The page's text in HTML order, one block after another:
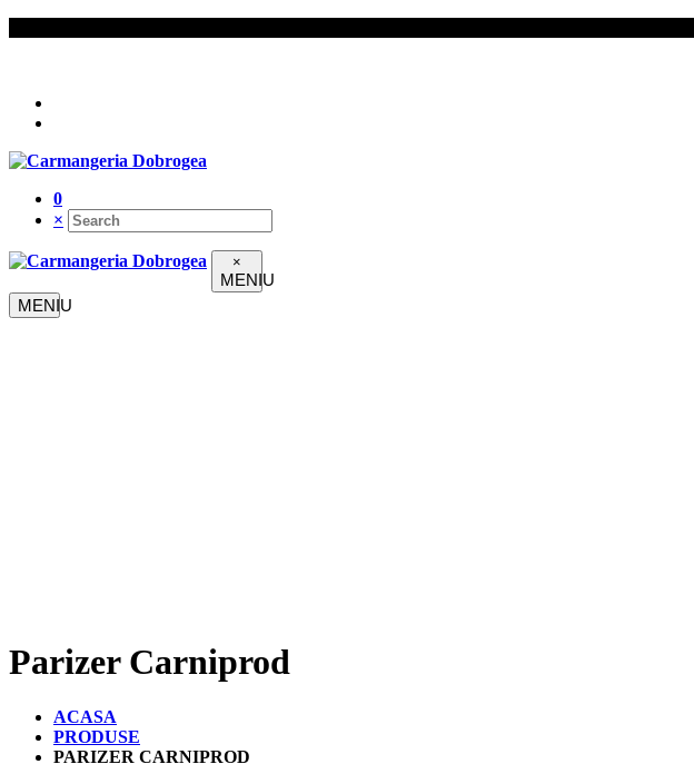
0
×
×
Parizer Carniprod
ACASA
PRODUSE
PARIZER CARNIPROD